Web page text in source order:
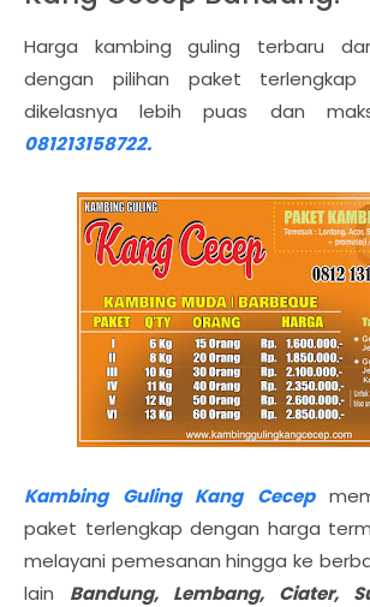
Harga kambing guling terbaru
dengan pilihan paket
dikelasnya lebih puas dan
081213158722.
Kambing Guling Kang Cecep
paket terlengkap dengan harga
melayani pemesanan hingga ke
lain Bandung, Lembang, Ciater,